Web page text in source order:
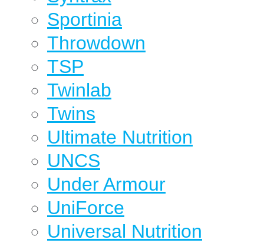
Sportinia
Throwdown
TSP
Twinlab
Twins
Ultimate Nutrition
UNCS
Under Armour
UniForce
Universal Nutrition